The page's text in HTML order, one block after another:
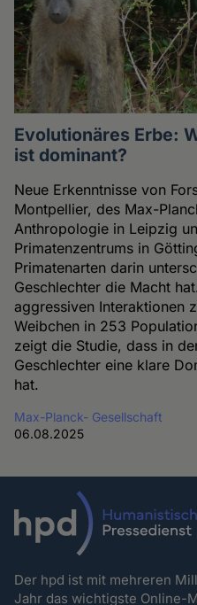
Evolutionäres Erbe:
ist dominant?
Neue Erkenntnisse von
Montpellier, des Max-
Anthropologie in Leipzig
Primatenzentrums in
Primatenarten darin
Geschlechter die Macht
aggressiven Interaktionen
Weibchen in 253
zeigt die Studie, dass in
Geschlechter eine klare
hat.
Max-Planck- Gesellschaft
06.08.2025
Der hpd ist mit mehreren
Jahr das wichtigste Online-